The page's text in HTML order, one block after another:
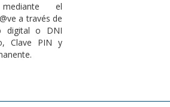
el
a través de
digital o DNI
Clave PIN y